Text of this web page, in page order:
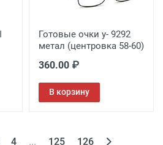
Готовые очки y- 9292
метал (центровка 58-60)
360.00 ₽
В корзину
4 ... 125 126